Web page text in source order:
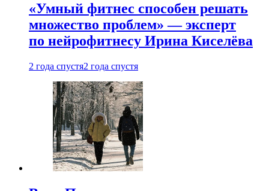
«Умный фитнес способен решать
множество проблем» — эксперт
по нейрофитнесу Ирина Киселёва
2 года спустя2 года спустя